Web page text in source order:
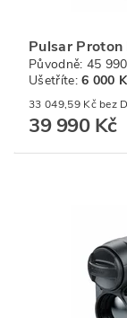
Pulsar
Původně: 45
Ušetříte:6 000
33 049,59
39 990 Kč